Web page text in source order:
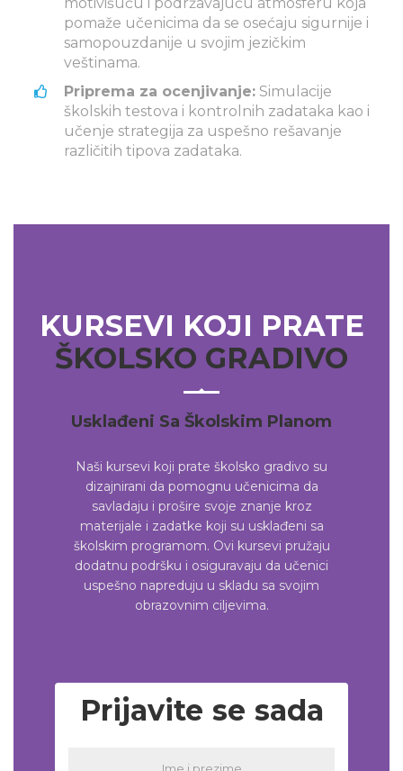
pomaže učenicima da se osećaju sigurnije i
samopouzdanije u svojim jezičkim
veštinama.
Priprema za ocenjivanje: Simulacije
školskih testova i kontrolnih zadataka kao i
učenje strategija za uspešno rešavanje
različitih tipova zadataka.
KURSEVI KOJI PRATE
ŠKOLSKO GRADIVO
Usklađeni Sa Školskim Planom
Naši kursevi koji prate školsko gradivo su
dizajnirani da pomognu učenicima da
savladaju i prošire svoje znanje kroz
materijale i zadatke koji su usklađeni sa
školskim programom. Ovi kursevi pružaju
dodatnu podršku i osiguravaju da učenici
uspešno napreduju u skladu sa svojim
obrazovnim ciljevima.
Prijavite se sada